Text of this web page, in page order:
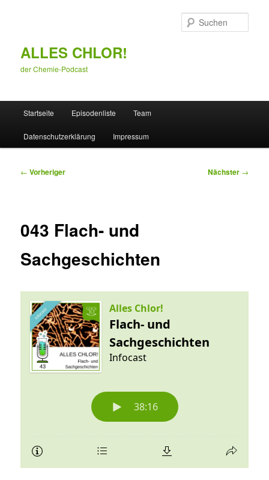
ALLES CHLOR!
der Chemie-Podcast
Startseite Episodenliste Team
Datenschutzerklärung Impressum
Beitragsnavigation
← Vorheriger Nächster →
043 Flach- und
Sachgeschichten